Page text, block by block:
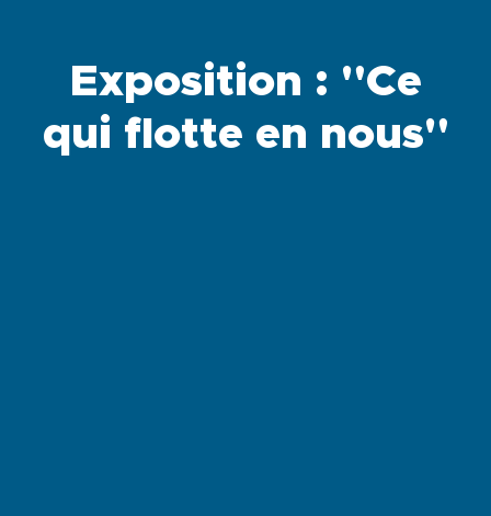
Exposition : "Ce
qui flotte en nous"